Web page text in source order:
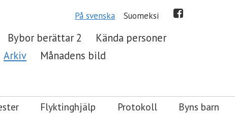
På svenska Suomeksi
Bybor berättar 2
Kända personer
Arkiv
Månadens bild
Flyktinghjälp Protokoll Byns barn